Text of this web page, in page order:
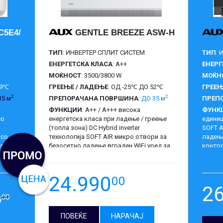
FAR3DI-C0
м2
на
00
GENTLE BREEZE ASW-H12C5A4/
ТИП: ИНВЕРТЕР СПЛИТ СИСТЕМ
ЕНЕРГЕТСКА КЛАСА: A++
МОЌНОСТ: 3500/3800 W
ГРЕЕЊЕ / ЛАДЕЊЕ: ОД -25℃ ДО 52℃
ПРЕПОРАЧАНА ПОВРШИНА:ДО 35 м2
ФУНКЦИИ: A++ / A+++ висока
енергетска класа при ладење / греење
(топла зона) DC Hybrid inverter
технологија SOFT AIR микро отвори за
безосетно ладење вграден WiFi уред за
во када на надворешната единица
против мрзнење опсег на работа
15 ÷ 52oC опсег на работа греење –
надворешна температура од -25 ÷ 24oC
24.99000
ПОВЕЌЕ НАРАЧАЈ
ТИП:
SOFT
како
када